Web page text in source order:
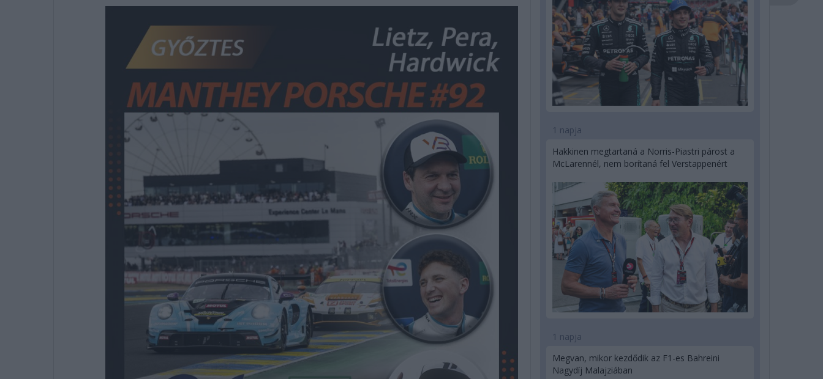
1 napja
Hakkinen megtartaná a Norris-Piastri párost a
McLarennél, nem borítaná fel Verstappenért
1 napja
Megvan, mikor kezdődik az F1-es Bahreini
Nagydíj Malajziában